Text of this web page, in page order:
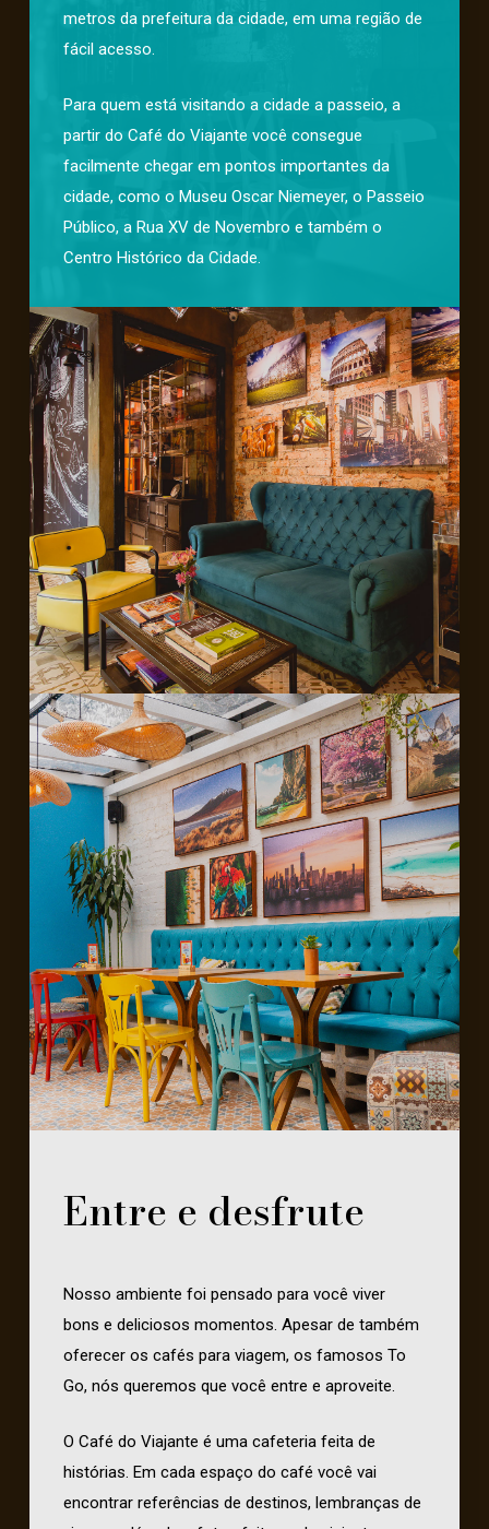
metros da prefeitura da cidade, em uma região de
fácil acesso.
Para quem está visitando a cidade a passeio, a
partir do Café do Viajante você consegue
facilmente chegar em pontos importantes da
cidade, como o Museu Oscar Niemeyer, o Passeio
Público, a Rua XV de Novembro e também o
Centro Histórico da Cidade.
Entre e desfrute
Nosso ambiente foi pensado para você viver
bons e deliciosos momentos. Apesar de também
oferecer os cafés para viagem, os famosos To
Go, nós queremos que você entre e aproveite.
O Café do Viajante é uma cafeteria feita de
histórias. Em cada espaço do café você vai
encontrar referências de destinos, lembranças de